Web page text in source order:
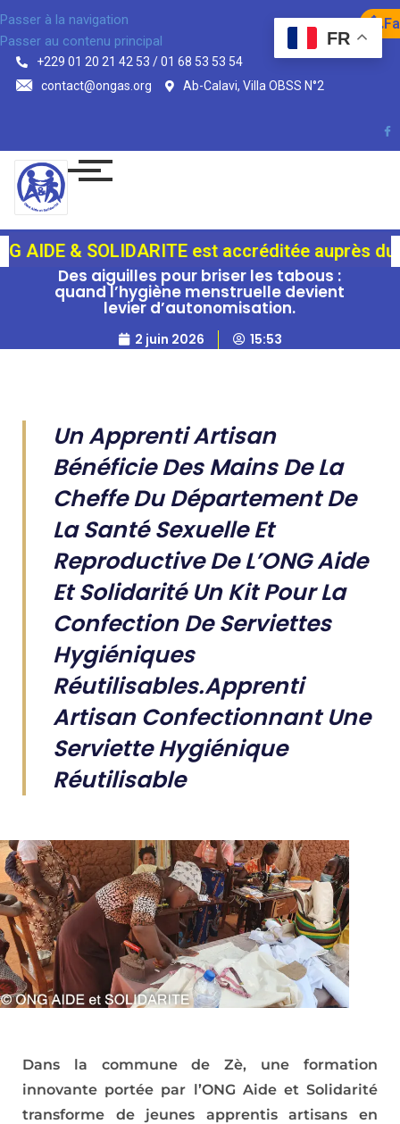
Passer à la navigation
Passer au contenu principal
+229 01 20 21 42 53 / 01 68 53 53 54
contact@ongas.org
Ab-Calavi, Villa OBSS N°2
& SOLIDARITE est accréditée auprès du
Des aiguilles pour briser les tabous :
quand l’hygiène menstruelle devient
levier d’autonomisation.
2 juin 2026 15:53
Un Apprenti Artisan
Bénéficie Des Mains De La
Cheffe Du Département De
La Santé Sexuelle Et
Reproductive De L’ONG Aide
Et Solidarité Un Kit Pour La
Confection De Serviettes
Hygiéniques
Réutilisables.Apprenti
Artisan Confectionnant Une
Serviette Hygiénique
Réutilisable
Dans la commune de Zè, une formation
innovante portée par l’ONG Aide et Solidarité
transforme de jeunes apprentis artisans en
FR